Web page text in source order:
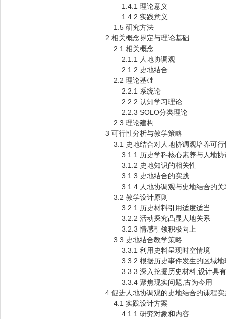
1.4.1 理论意义
1.4.2 实践意义
1.5 研究方法
2 相关概念界定与理论基础
2.1 相关概念
2.1.1 人地协调观
2.1.2 史地结合
2.2 理论基础
2.2.1 系统论
2.2.2 认知学习理论
2.2.3 SOLO分类理论
2.3 理论建构
3 可行性分析与教学策略
3.1 史地结合对人地协调观培养可行
3.1.1 历史学科核心素养与人地协
3.1.2 史地知识的相关性
3.1.3 史地结合的实践
3.1.4 人地协调观与史地结合的关
3.2 教学设计原则
3.2.1 历史材料引用适度适当
3.2.2 活动探究凸显人地关系
3.2.3 情感引领积极向上
3.3 史地结合教学策略
3.3.1 利用史料呈现时空情境
3.3.2 根据历史事件发生的区域地
3.3.3 深入挖掘历史材料,设计具有
3.3.4 聚焦现实问题,古为今用
4 促进人地协调观的史地结合的课程实
4.1 实践设计方案
4.1.1 研究对象和内容